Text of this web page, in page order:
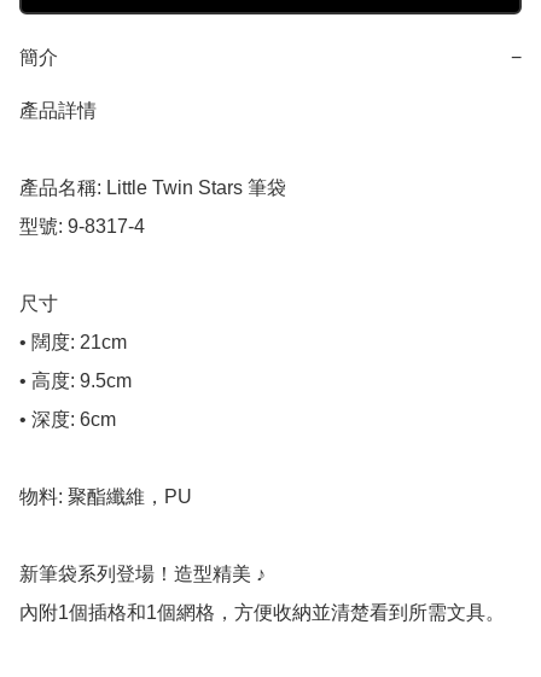
簡介 −
產品詳情
產品名稱: Little Twin Stars 筆袋
型號: 9-8317-4
尺寸
• 闊度: 21cm
• 高度: 9.5cm
• 深度: 6cm
物料: 聚酯纖維，PU
新筆袋系列登場！造型精美 ♪
內附1個插格和1個網格，方便收納並清楚看到所需文具。